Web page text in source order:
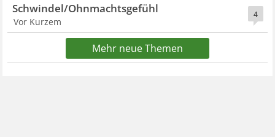
4
Schwindel/Ohnmachtsgefühl
Vor Kurzem
Mehr neue Themen